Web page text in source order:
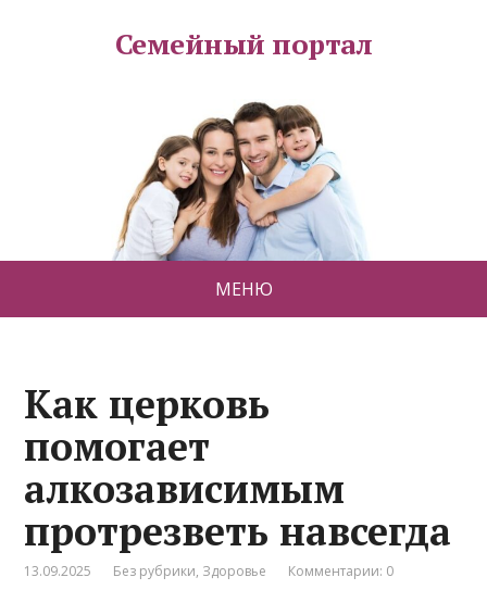
Семейный портал
МЕНЮ
Как церковь
помогает
алкозависимым
протрезветь навсегда
13.09.2025 Без рубрики, Здоровье Комментарии: 0